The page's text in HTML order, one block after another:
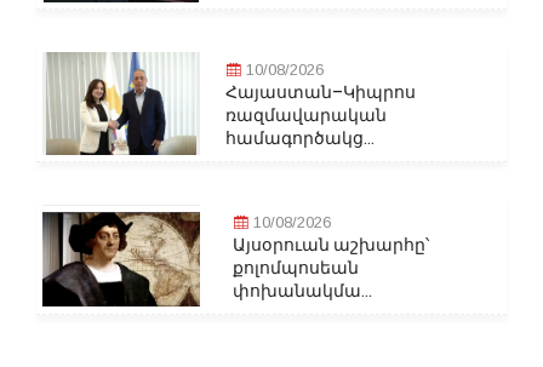
10/08/2026
Հայաստան–Կիպրոս
ռազմավարական
համագործակց...
10/08/2026
Այսօրուան աշխարհը՝
քոլոմպոսեան
փոխանակմա...